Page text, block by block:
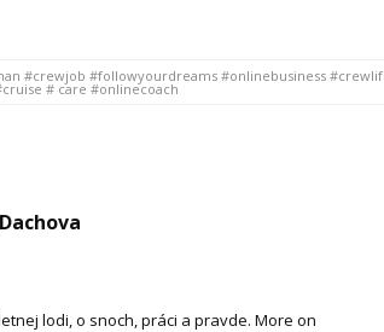
#crewjob #followyourdreams #onlinebusiness
# care #onlinecoach
lodi, o snoch, práci a pravde. More on